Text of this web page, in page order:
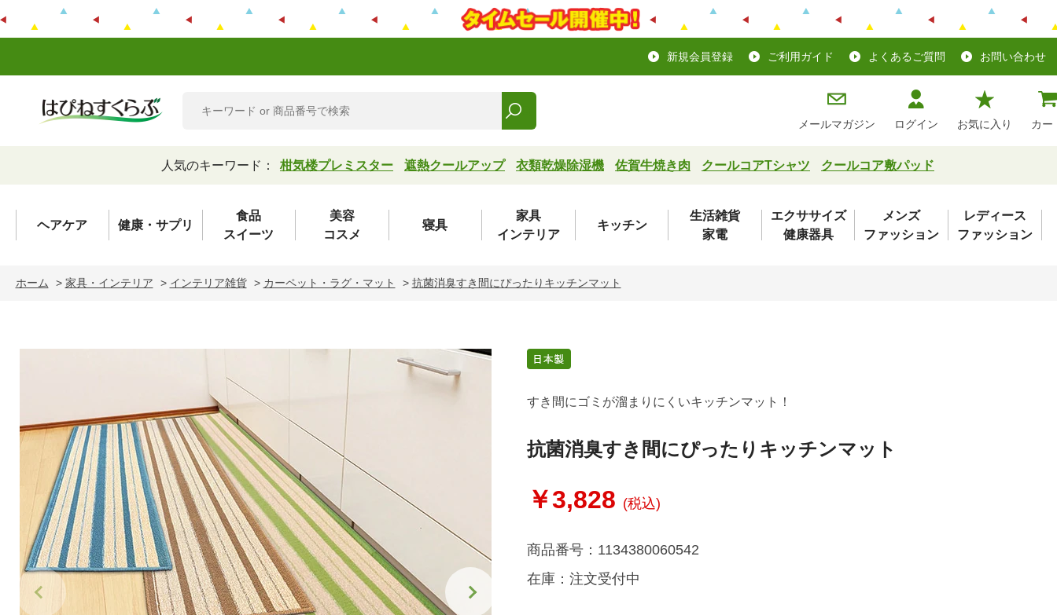
新規会員登録 ご利用ガイド よくあるご質問 お問い合わせ
メールマガジン ログイン お気に入り カー
人気のキーワード： 柑気楼プレミスター 遮熱クールアップ 衣類乾燥除湿機 佐賀牛焼き肉 クールコアTシャツ クールコア敷パッド
ヘアケア 健康・サプリ
食品
スイーツ
美容
コスメ
寝具
家具
インテリア
キッチン
生活雑貨
家電
エクササイズ
健康器具
メンズ
ファッション
レディース
ファッション
ホーム > 家具・インテリア > インテリア雑貨 > カーペット・ラグ・マット > 抗菌消臭すき間にぴったりキッチンマット
すき間にゴミが溜まりにくいキッチンマット！
抗菌消臭すき間にぴったりキッチンマット
￥3,828 (税込)
商品番号： 1134380060542
在庫： 注文受付中